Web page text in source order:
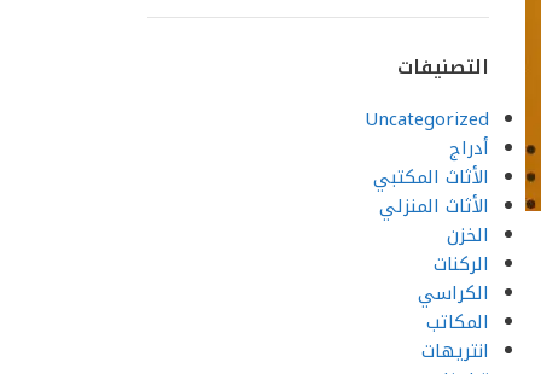
التصنيفات
Uncategorized
أدراج
الأثاث المكتبي
الأثاث المنزلي
الخزن
الركنات
الكراسي
المكاتب
انتريهات